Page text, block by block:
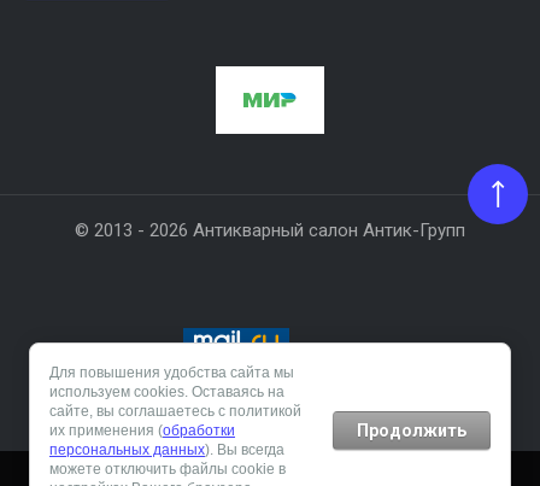
© 2013 - 2026 Антикварный салон Антик-Групп
Создание сайта:megagroup.ru
Для повышения удобства сайта мы
используем cookies. Оставаясь на
сайте, вы соглашаетесь с политикой
их применения (обработки
персональных данных). Вы всегда
можете отключить файлы cookie в
Продолжить